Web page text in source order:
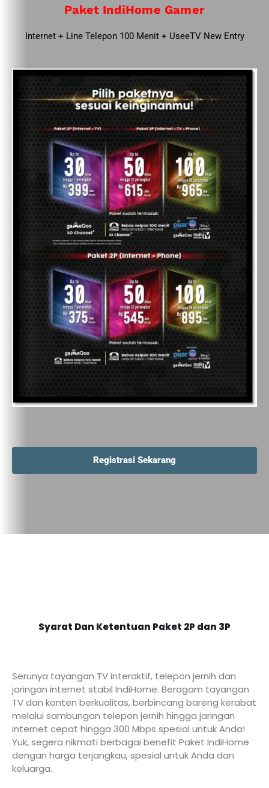
Paket IndiHome Gamer
Internet + Line Telepon 100 Menit + UseeTV New Entry
Registrasi Sekarang
Syarat Dan Ketentuan Paket 2P dan 3P
Serunya tayangan TV interaktif, telepon jernih dan
jaringan internet stabil IndiHome. Beragam tayangan
TV dan konten berkualitas, berbincang bareng kerabat
melalui sambungan telepon jernih hingga jaringan
internet cepat hingga 300 Mbps spesial untuk Anda!
Yuk, segera nikmati berbagai benefit Paket IndiHome
dengan harga terjangkau, spesial untuk Anda dan
keluarga.